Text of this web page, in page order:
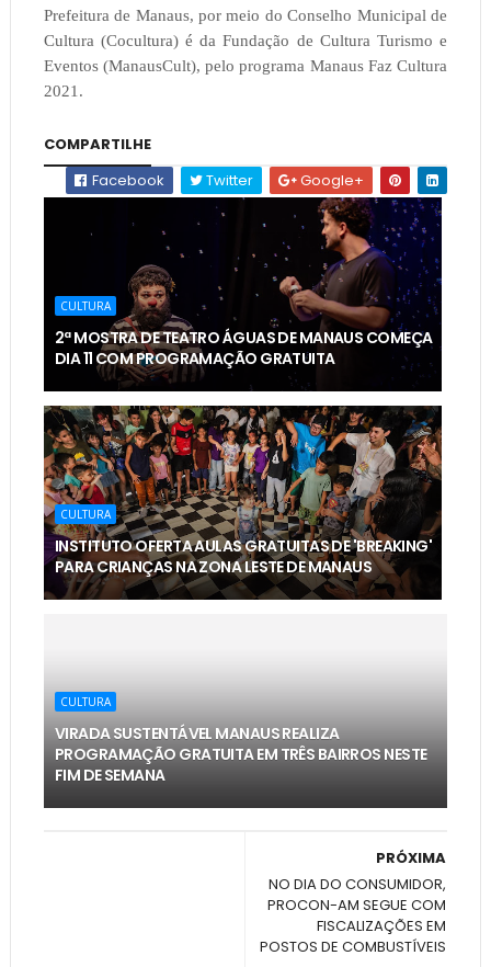
Prefeitura de Manaus, por meio do Conselho Municipal de
Cultura (Cocultura) é da Fundação de Cultura Turismo e
Eventos (ManausCult), pelo programa Manaus Faz Cultura
2021.
COMPARTILHE
Facebook
Twitter Google+
CULTURA
2ª MOSTRA DE TEATRO ÁGUAS DE MANAUS COMEÇA
DIA 11 COM PROGRAMAÇÃO GRATUITA
CULTURA
INSTITUTO OFERTA AULAS GRATUITAS DE 'BREAKING'
PARA CRIANÇAS NA ZONA LESTE DE MANAUS
CULTURA
VIRADA SUSTENTÁVEL MANAUS REALIZA
PROGRAMAÇÃO GRATUITA EM TRÊS BAIRROS NESTE
FIM DE SEMANA
PRÓXIMA
NO DIA DO CONSUMIDOR,
PROCON-AM SEGUE COM
FISCALIZAÇÕES EM
POSTOS DE COMBUSTÍVEIS